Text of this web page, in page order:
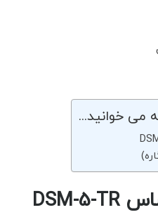
می خوانید...